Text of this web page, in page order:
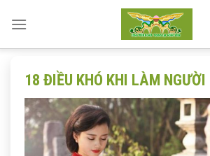
18 ĐIỀU KHÓ KHI LÀM NGƯỜI